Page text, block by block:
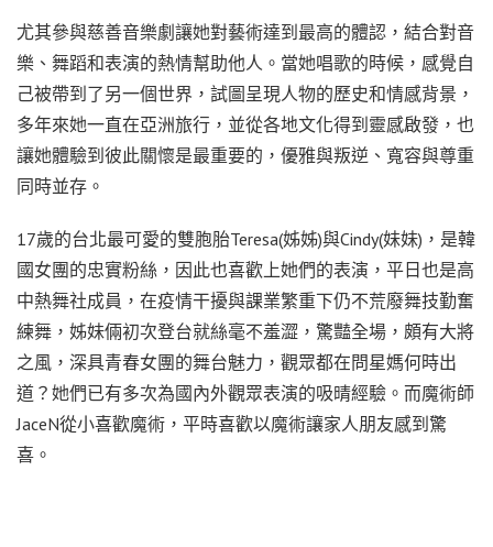
尤其參與慈善音樂劇讓她對藝術達到最高的體認，結合對音
樂、舞蹈和表演的熱情幫助他人。當她唱歌的時候，感覺自
己被帶到了另一個世界，試圖呈現人物的歷史和情感背景，
多年來她一直在亞洲旅行，並從各地文化得到靈感啟發，也
讓她體驗到彼此關懷是最重要的，優雅與叛逆、寬容與尊重
同時並存。
17歲的台北最可愛的雙胞胎Teresa(姊姊)與Cindy(妹妹)，是韓
國女團的忠實粉絲，因此也喜歡上她們的表演，平日也是高
中熱舞社成員，在疫情干擾與課業繁重下仍不荒廢舞技勤奮
練舞，姊妹倆初次登台就絲毫不羞澀，驚豔全場，頗有大將
之風，深具青春女團的舞台魅力，觀眾都在問星媽何時出
道？她們已有多次為國內外觀眾表演的吸晴經驗。而魔術師
JaceN從小喜歡魔術，平時喜歡以魔術讓家人朋友感到驚
喜。